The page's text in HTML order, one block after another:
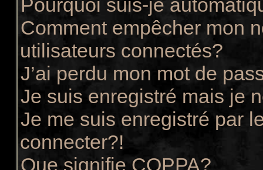
Pourquoi suis-je
Comment empêcher mon
utilisateurs connectés?
J’ai perdu mon mot de
Je suis enregistré mais je
Je me suis enregistré par
connecter?!
Que signifie COPPA?